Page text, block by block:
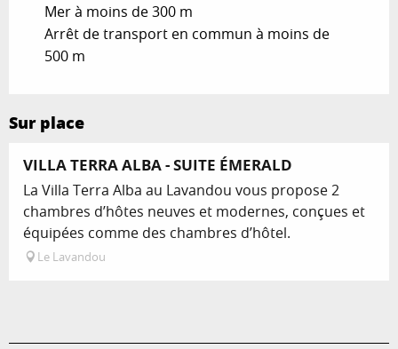
Mer à moins de 300 m
Arrêt de transport en commun à moins de
500 m
Sur place
VILLA TERRA ALBA - SUITE ÉMERALD
La Villa Terra Alba au Lavandou vous propose 2
chambres d’hôtes neuves et modernes, conçues et
équipées comme des chambres d’hôtel.
Le Lavandou